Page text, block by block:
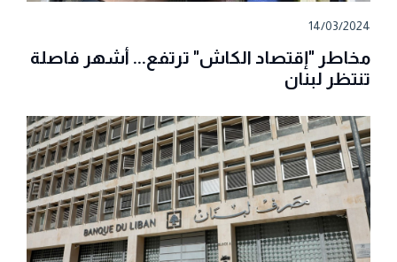
14/03/2024
مخاطر "إقتصاد الكاش" ترتفع... أشهر فاصلة
تنتظر لبنان